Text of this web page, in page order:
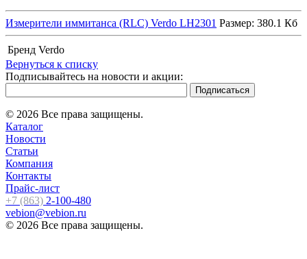
Измерители иммитанса (RLC) Verdo LH2301 Размер: 380.1 Кб
Бренд Verdo
Вернуться к списку
Подписывайтесь на новости и акции:
© 2026 Все права защищены.
Каталог
Новости
Статьи
Компания
Контакты
Прайс-лист
+7 (863) 2-100-480
vebion@vebion.ru
© 2026 Все права защищены.